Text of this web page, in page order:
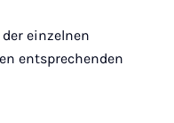
einzelnen
entsprechenden